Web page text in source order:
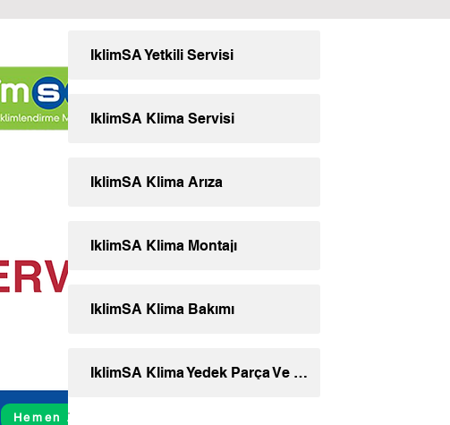
Hemen Ara
İklimSA Yetkili Servisi
İklimSA Klima Servisi
İklimSA Klima Arıza
İklimSA Klima Montajı
İklimSA Klima Bakımı
İklimSA Klima Yedek Parça Ve Aksesuar